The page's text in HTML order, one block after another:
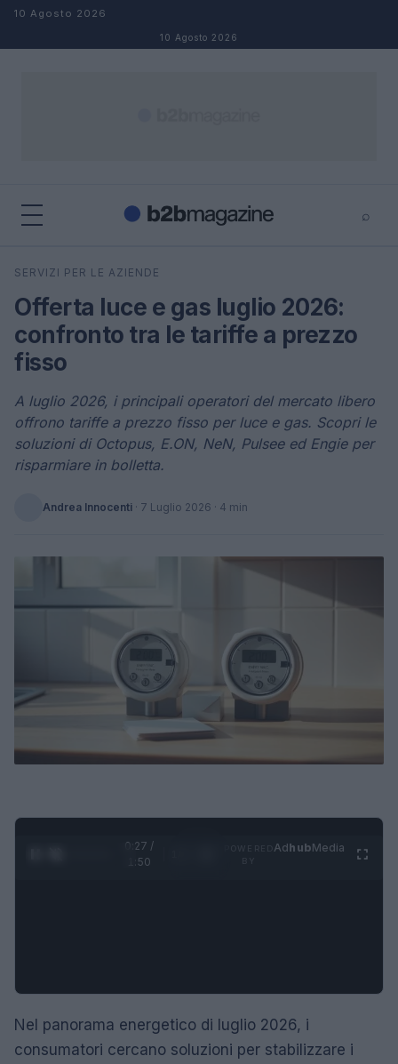
Salta al contenuto
10 Agosto 2026
10 Agosto 2026
⌕
Cerca
SERVIZI PER LE AZIENDE
Offerta luce e gas luglio 2026:
confronto tra le tariffe a prezzo
fisso
A luglio 2026, i principali operatori del mercato libero
offrono tariffe a prezzo fisso per luce e gas. Scopri le
soluzioni di Octopus, E.ON, NeN, Pulsee ed Engie per
risparmiare in bolletta.
Andrea Innocenti · 7 Luglio 2026 · 4 min
0:28 /
1:50
AdhubMedia
Nel panorama energetico di luglio 2026, i
consumatori cercano soluzioni per stabilizzare i